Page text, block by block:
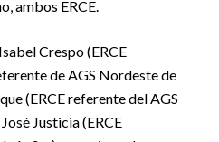
ambos ERCE.
Crespo (ERCE
de AGS Nordeste de
(ERCE referente del AGS
Justicia (ERCE